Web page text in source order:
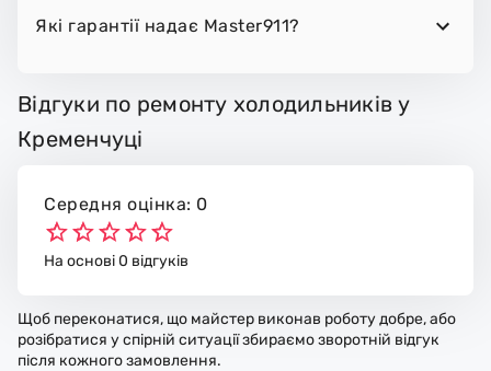
Які гарантії надає Master911?
Відгуки по ремонту холодильників у
Кременчуці
Середня оцінка: 0
На основі 0 відгуків
Щоб переконатися, що майстер виконав роботу добре, або
розібратися у спірній ситуації збираємо зворотній відгук
після кожного замовлення.